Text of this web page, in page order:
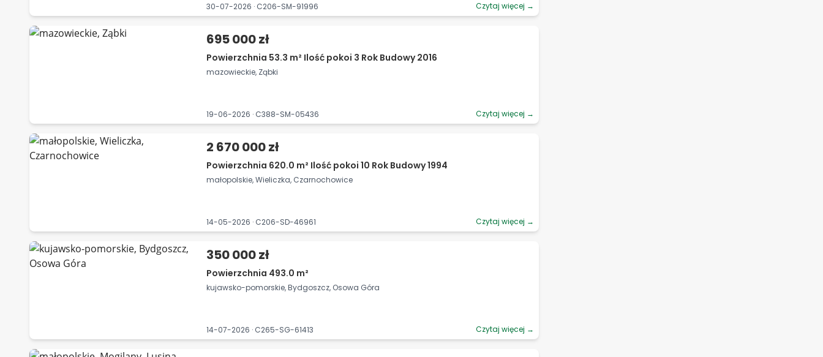
30-07-2026 · C206-SM-91996 Czytaj więcej →
695 000 zł
Powierzchnia 53.3 m² Ilość pokoi 3 Rok Budowy 2016
mazowieckie, Ząbki
19-06-2026 · C388-SM-05436 Czytaj więcej →
2 670 000 zł
Powierzchnia 620.0 m² Ilość pokoi 10 Rok Budowy 1994
małopolskie, Wieliczka, Czarnochowice
14-05-2026 · C206-SD-46961 Czytaj więcej →
350 000 zł
Powierzchnia 493.0 m²
kujawsko-pomorskie, Bydgoszcz, Osowa Góra
14-07-2026 · C265-SG-61413 Czytaj więcej →